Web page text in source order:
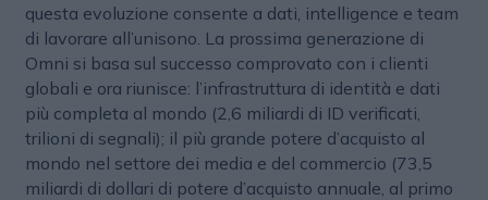
questa evoluzione consente a dati, intelligence e team
di lavorare all’unisono. La prossima generazione di
Omni si basa sul successo comprovato con i clienti
globali e ora riunisce: l’infrastruttura di identità e dati
più completa al mondo (2,6 miliardi di ID verificati,
trilioni di segnali); il più grande potere d’acquisto al
mondo nel settore dei media e del commercio (73,5
miliardi di dollari di potere d’acquisto annuale, al primo